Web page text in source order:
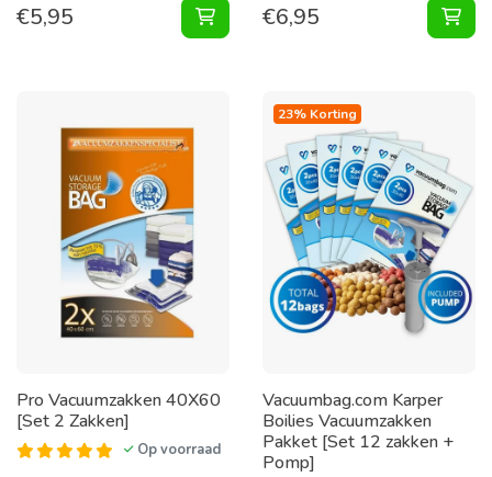
€5,95 Vacuumzakken 30x40 [Set 2
€6,95
Pro Vacuumzakken 40X60
[Set 2 Zakken]
Op voorraad
23% Korting
Vacuumbag.com Karper
Boilies Vacuumzakken
Pakket [Set 12 zakken +
Pomp]